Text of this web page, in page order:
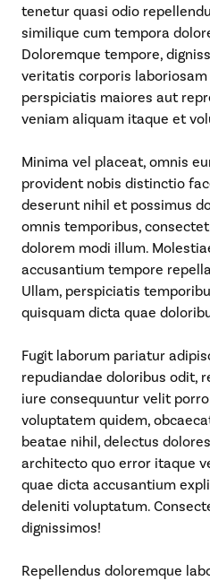
tenetur quasi odio
similique cum tempora
Doloremque tempore,
veritatis corporis
perspiciatis maiores aut
veniam aliquam itaque et
Minima vel placeat, omnis
provident nobis distinctio
deserunt nihil et possimus
omnis temporibus,
dolorem modi illum.
accusantium tempore
Ullam, perspiciatis
quisquam dicta quae
Fugit laborum pariatur
repudiandae doloribus odit,
iure consequuntur velit
voluptatem quidem,
beatae nihil, delectus
architecto quo error itaque
quae dicta accusantium
deleniti voluptatum.
dignissimos!
Repellendus doloremque